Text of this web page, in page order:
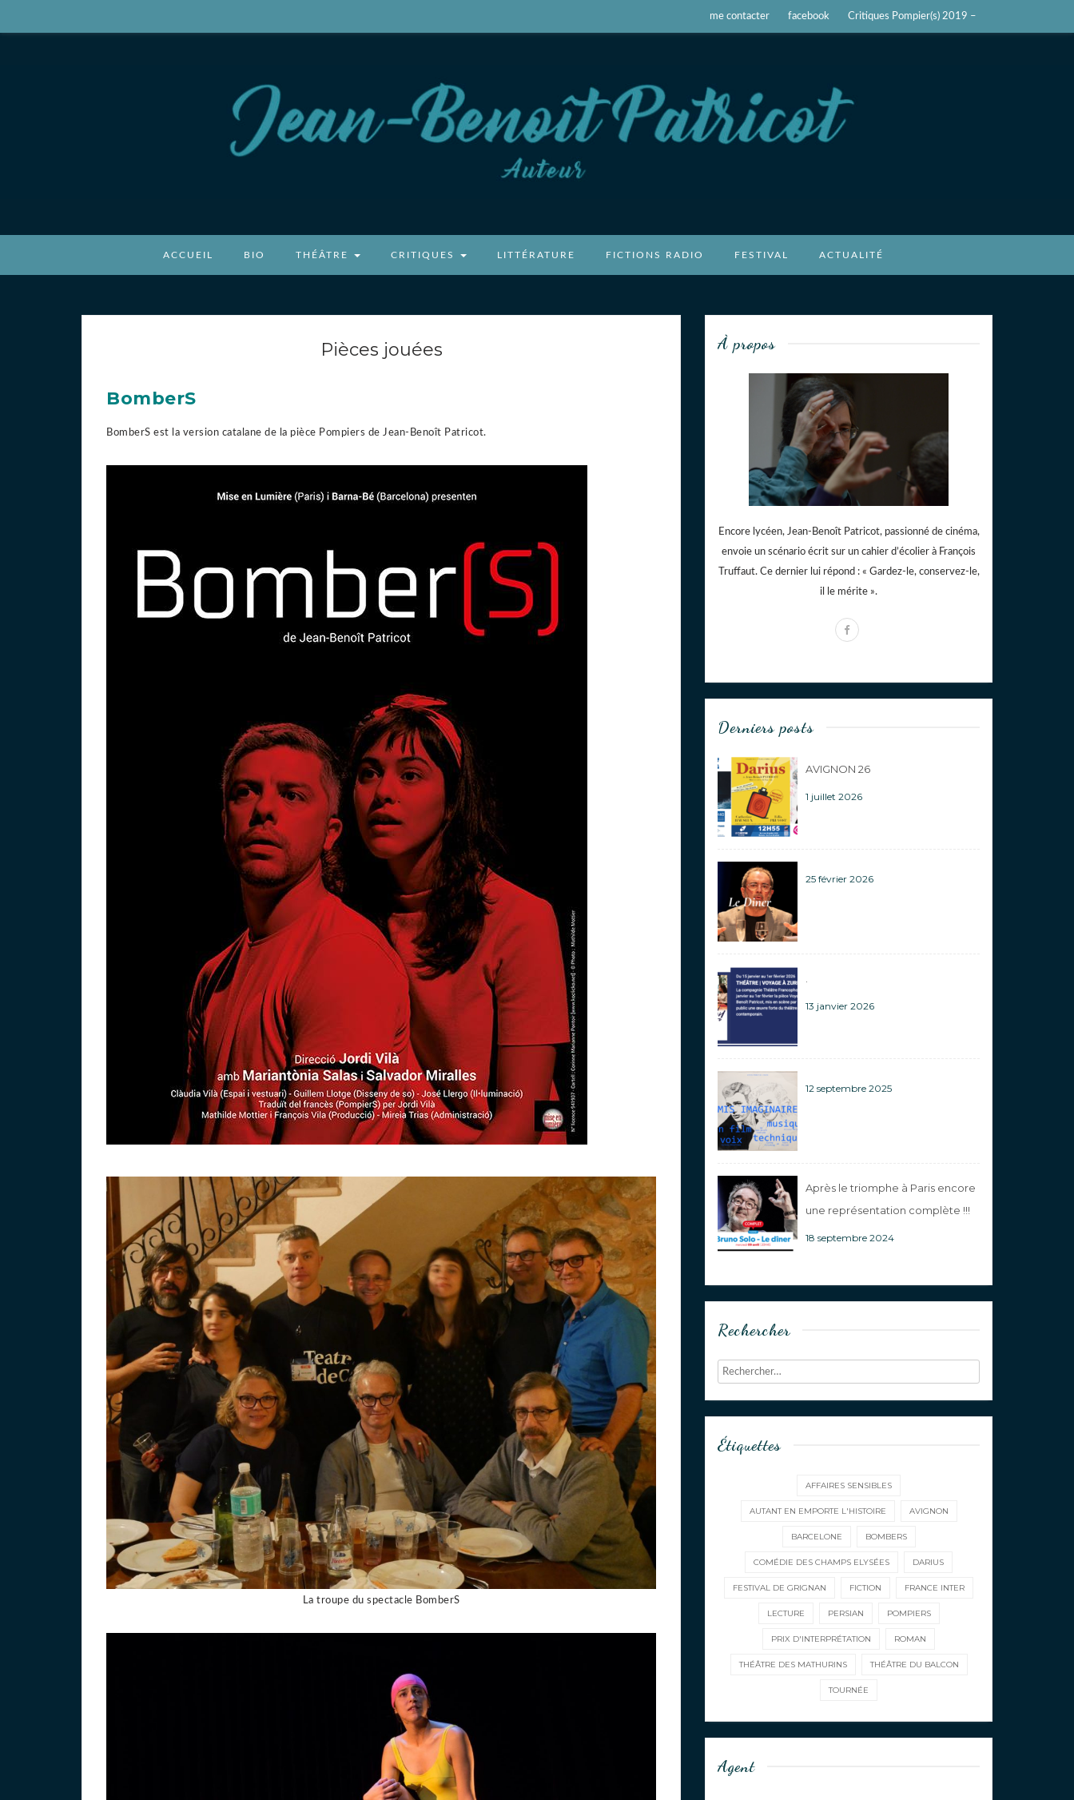
me contacter facebook Critiques Pompier(s) 2019 –
Jean-Benoît Patricot
Auteur, écrivain
ACCUEIL BIO THÉÂTRE CRITIQUES LITTÉRATURE FICTIONS RADIO FESTIVAL ACTUALITÉ
Pièces jouées
BomberS
BomberS est la version catalane de la pièce Pompiers de Jean-Benoît Patricot.
La troupe du spectacle BomberS
À propos
Encore lycéen, Jean-Benoît Patricot, passionné de cinéma,
envoie un scénario écrit sur un cahier d’écolier à François
Truffaut. Ce dernier lui répond : « Gardez-le, conservez-le,
il le mérite ».
Derniers posts
AVIGNON 26
1 juillet 2026
25 février 2026
.
13 janvier 2026
12 septembre 2025
Après le triomphe à Paris encore
une représentation complète !!!
18 septembre 2024
Rechercher
Étiquettes
AFFAIRES SENSIBLES
AUTANT EN EMPORTE L'HISTOIRE AVIGNON
BARCELONE BOMBERS
COMÉDIE DES CHAMPS ELYSÉES DARIUS
FESTIVAL DE GRIGNAN FICTION FRANCE INTER
LECTURE PERSIAN POMPIERS
PRIX D'INTERPRÉTATION ROMAN
THÉÂTRE DES MATHURINS THÉÂTRE DU BALCON
TOURNÉE
Agent